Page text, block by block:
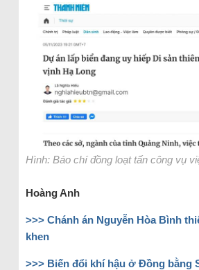
Hình: Báo chí đồng loạt tấn công vụ
Hoàng Anh
>>> Chánh án Nguyễn Hòa Bình
khen
>>> Biến đổi khí hậu ở Đồng bằng